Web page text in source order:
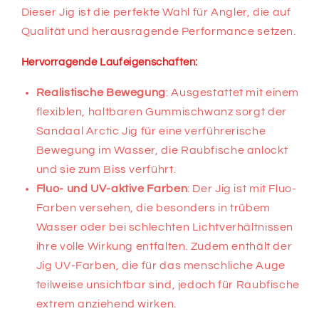
Dieser Jig ist die perfekte Wahl für Angler, die auf
Qualität und herausragende Performance setzen.
Hervorragende Laufeigenschaften:
Realistische Bewegung: Ausgestattet mit einem
flexiblen, haltbaren Gummischwanz sorgt der
Sandaal Arctic Jig für eine verführerische
Bewegung im Wasser, die Raubfische anlockt
und sie zum Biss verführt.
Fluo- und UV-aktive Farben: Der Jig ist mit Fluo-
Farben versehen, die besonders in trübem
Wasser oder bei schlechten Lichtverhältnissen
ihre volle Wirkung entfalten. Zudem enthält der
Jig UV-Farben, die für das menschliche Auge
teilweise unsichtbar sind, jedoch für Raubfische
extrem anziehend wirken.